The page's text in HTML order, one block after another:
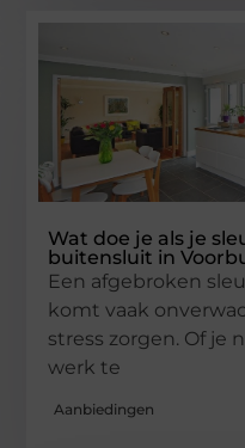
Wat doe je als je
buitensluit in
Een afgebroken
komt vaak
stress zorgen. Of je
werk te
Aanbiedingen